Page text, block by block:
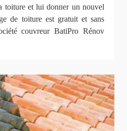
toiture et lui donner un nouvel
de toiture est gratuit et sans
couvreur BatiPro Rénov